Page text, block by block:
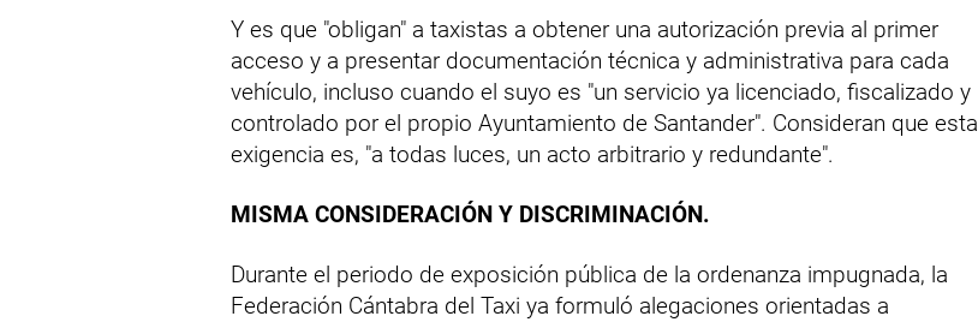
Y es que "obligan" a taxistas a obtener una autorización previa al primer
acceso y a presentar documentación técnica y administrativa para cada
vehículo, incluso cuando el suyo es "un servicio ya licenciado, fiscalizado y
controlado por el propio Ayuntamiento de Santander". Consideran que esta
exigencia es, "a todas luces, un acto arbitrario y redundante".
MISMA CONSIDERACIÓN Y DISCRIMINACIÓN.
Durante el periodo de exposición pública de la ordenanza impugnada, la
Federación Cántabra del Taxi ya formuló alegaciones orientadas a